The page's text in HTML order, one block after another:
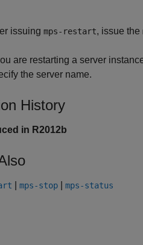
issuing mps-restart, issue the
are restarting a server
the server name.
History
in R2012b
mps-stop mps-status